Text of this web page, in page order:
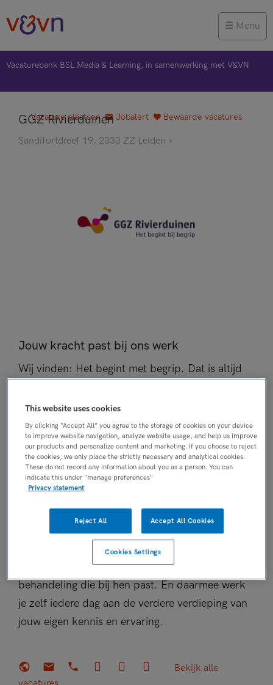
Menu
Vacaturebank BSL Media & Learning, in samenwerking met V&VN
Vacature plaatsen Jobalert Bewaarde vacatures
GGZ Rivierduinen
Sandifortdreef 19, 2333 ZZ Leiden
Jouw kracht past bij ons werk
Wij vinden: Het begint met begrip. Dat is altijd
collega’s voor! Past dat ook bij jou? En kijk je uit
naar een gezonde uitdaging in je werk? Lees dan
vooral verder.
Want bij GGZ Rivierduinen verdiep je je iedere
dag. Niet alleen in de medische vraagstukken of
in onderzoek. Maar ook tijdens gesprekken met
verschillende (ervarings)deskundigen binnen en
buiten onze organisatie. En bovenal verdiep je je
in cliënten zelf. Want zij kiezen zelf voor de
behandeling die bij hen past. En daarmee werk
je zelf iedere dag aan de verdere verdieping van
jouw eigen kennis en ervaring.
Bekijk alle
This website uses cookies
By clicking “Accept All” you agree to the storage of cookies on your device
to improve website navigation, analyze website usage, and help us improve
our products and personalize content and marketing. If you choose to reject
the cookies, we only place the strictly necessary and analytical cookies.
These do not record any information about you as a person. You can
indicate this under "manage preferences"
Privacy statement
Reject All Accept All Cookies
Cookies Settings